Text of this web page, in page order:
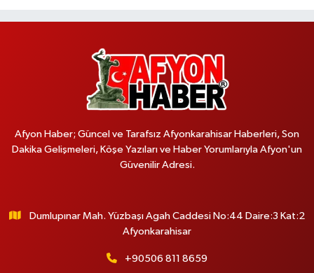
Afyon Haber; Güncel ve Tarafsız Afyonkarahisar Haberleri, Son
Dakika Gelişmeleri, Köşe Yazıları ve Haber Yorumlarıyla Afyon'un
Güvenilir Adresi.
Dumlupınar Mah. Yüzbaşı Agah Caddesi No:44 Daire:3 Kat:2
Afyonkarahisar
+90506 811 8659